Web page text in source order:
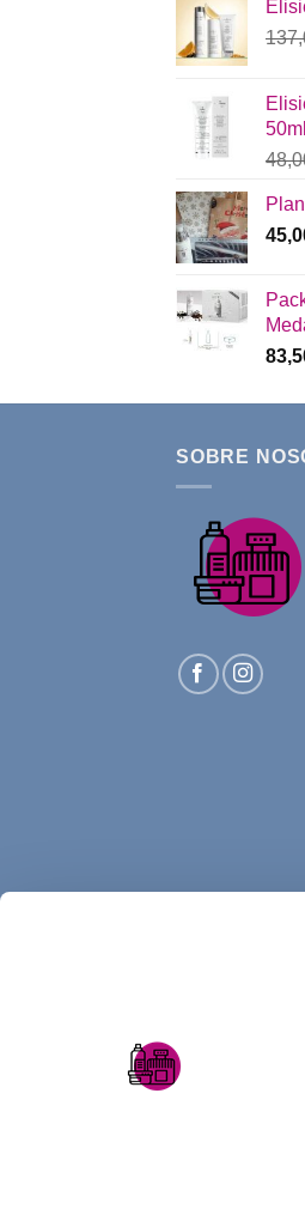
50ml
SOBRE